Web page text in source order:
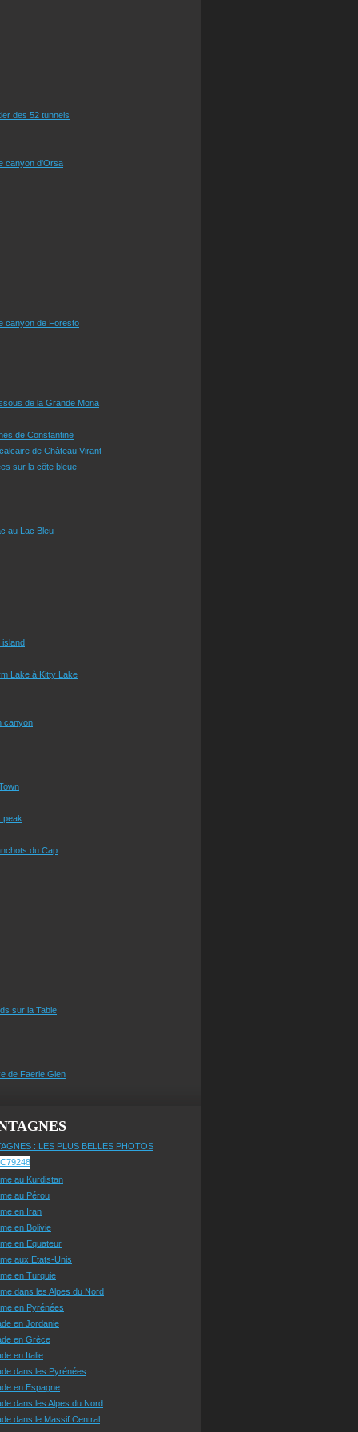
des 52 tunnels
canyon d'Orsa
canyon de Foresto
de la Grande Mona
de Constantine
de Château Virant
sur la côte bleue
au Lac Bleu
island
Lake à Kitty Lake
canyon
peak
du Cap
sur la Table
de Faerie Glen
: LES PLUS BELLES PHOTOS
au Kurdistan
au Pérou
en Iran
en Bolivie
en Equateur
aux Etats-Unis
en Turquie
dans les Alpes du Nord
en Pyrénées
en Jordanie
en Grèce
en Italie
dans les Pyrénées
en Espagne
dans les Alpes du Nord
dans le Massif Central